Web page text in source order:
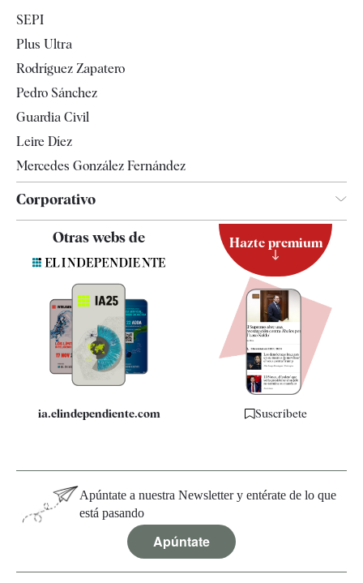
Televisión
SEPI
Plus Ultra
Rodríguez Zapatero
Pedro Sánchez
Guardia Civil
Leire Díez
Mercedes González Fernández
Corporativo
Quiénes somos
Especificaciones
Otras webs de
ia.elindependiente.com
Hazte premium
Suscríbete
Apúntate a nuestra Newsletter y entérate de lo que
está pasando
Apúntate